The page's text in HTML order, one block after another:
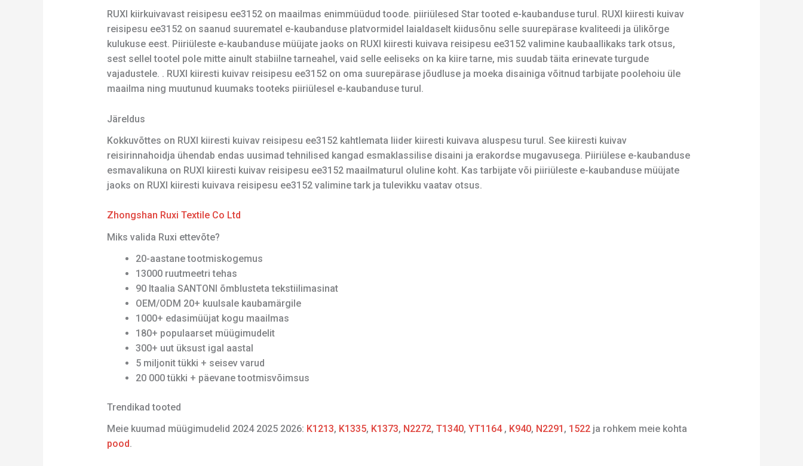
RUXI kiirkuivavast reisipesu ee3152 on maailmas enimmüüdud toode. piiriülesed Star tooted e-kaubanduse turul. RUXI kiiresti kuivav
reisipesu ee3152 on saanud suurematel e-kaubanduse platvormidel laialdaselt kiidusõnu selle suurepärase kvaliteedi ja ülikõrge
kulukuse eest. Piiriüleste e-kaubanduse müüjate jaoks on RUXI kiiresti kuivava reisipesu ee3152 valimine kaubaallikaks tark otsus,
sest sellel tootel pole mitte ainult stabiilne tarneahel, vaid selle eeliseks on ka kiire tarne, mis suudab täita erinevate turgude
vajadustele. . RUXI kiiresti kuivav reisipesu ee3152 on oma suurepärase jõudluse ja moeka disainiga võitnud tarbijate poolehoiu üle
maailma ning muutunud kuumaks tooteks piiriülesel e-kaubanduse turul.
Järeldus
Kokkuvõttes on RUXI kiiresti kuivav reisipesu ee3152 kahtlemata liider kiiresti kuivava aluspesu turul. See kiiresti kuivav
reisirinnahoidja ühendab endas uusimad tehnilised kangad esmaklassilise disaini ja erakordse mugavusega. Piiriülese e-kaubanduse
esmavalikuna on RUXI kiiresti kuivav reisipesu ee3152 maailmaturul oluline koht. Kas tarbijate või piiriüleste e-kaubanduse müüjate
jaoks on RUXI kiiresti kuivava reisipesu ee3152 valimine tark ja tulevikku vaatav otsus.
Zhongshan Ruxi Textile Co Ltd
Miks valida Ruxi ettevõte?
20-aastane tootmiskogemus
13000 ruutmeetri tehas
90 Itaalia SANTONI õmblusteta tekstiilimasinat
OEM/ODM 20+ kuulsale kaubamärgile
1000+ edasimüüjat kogu maailmas
180+ populaarset müügimudelit
300+ uut üksust igal aastal
5 miljonit tükki + seisev varud
20 000 tükki + päevane tootmisvõimsus
Trendikad tooted
Meie kuumad müügimudelid 2024 2025 2026: K1213, K1335, K1373, N2272, T1340, YT1164, K940, N2291 , 1522 ja rohkem meie kohta
pood.